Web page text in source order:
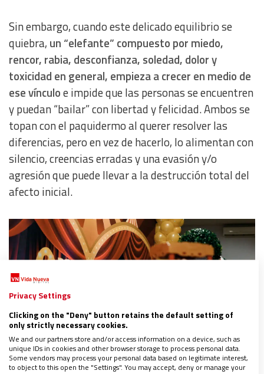
Sin embargo, cuando este delicado equilibrio se
quiebra, un “elefante” compuesto por miedo,
rencor, rabia, desconfianza, soledad, dolor y
toxicidad en general, empieza a crecer en medio de
ese vínculoe impide que las personas se encuentren
y puedan “bailar” con libertad y felicidad. Ambos se
topan con el paquidermo al querer resolver las
diferencias, pero en vez de hacerlo, lo alimentan con
silencio, creencias erradas y una evasión y/o
agresión que puede llevar a la destrucción total del
afecto inicial.
Privacy Settings
Clicking on the "Deny" button retains the default setting of
only strictly necessary cookies.
We and our partners store and/or access information on a device, such as
unique IDs in cookies and other browser storage to process personal data.
Some vendors may process your personal data based on legitimate interest,
to object to this open the "Settings". You may accept, deny or manage your